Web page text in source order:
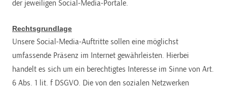
der jeweiligen Social-Media-Portale.
Rechtsgrundlage
Unsere Social-Media-Auftritte sollen eine möglichst
umfassende Präsenz im Internet gewährleisten. Hierbei
handelt es sich um ein berechtigtes Interesse im Sinne von Art.
6 Abs. 1 lit. f DSGVO. Die von den sozialen Netzwerken